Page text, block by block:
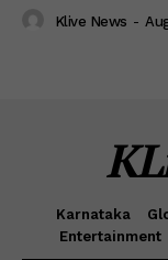
Klive News -
Karnataka
Entertainment